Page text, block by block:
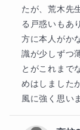
■指導回
授業は試験2週
します。なお
授業や4回以上
ましては追加料
たが、荒木先
る戸惑いもあ
方に本人がか
識が少しずつ
とがこれまで
めはしました
風に強く思い